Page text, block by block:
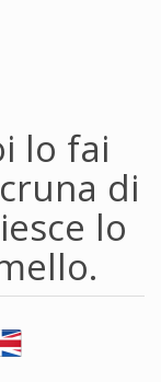
lo fai
di
lo